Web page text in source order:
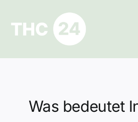
springen
Ratgeber
Was bedeutet